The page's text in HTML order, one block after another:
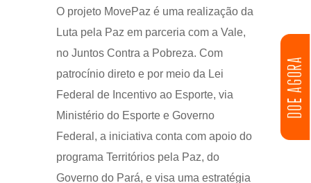
DOE AGORA
O projeto MovePaz é uma realização da
Luta pela Paz em parceria com a Vale,
no Juntos Contra a Pobreza. Com
patrocínio direto e por meio da Lei
Federal de Incentivo ao Esporte, via
Ministério do Esporte e Governo
Federal, a iniciativa conta com apoio do
programa Territórios pela Paz, do
Governo do Pará, e visa uma estratégia